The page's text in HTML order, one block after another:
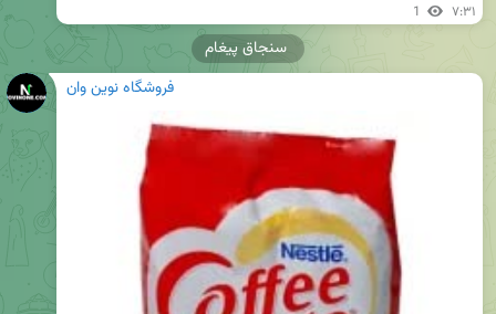
1 ۷:۳۱
سنجاق پیغام
فروشگاه نوین وان